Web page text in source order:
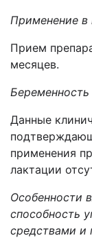
Применение в
Прием
месяцев.
Данные
применения
лактации
Особенности
способность
средствами и